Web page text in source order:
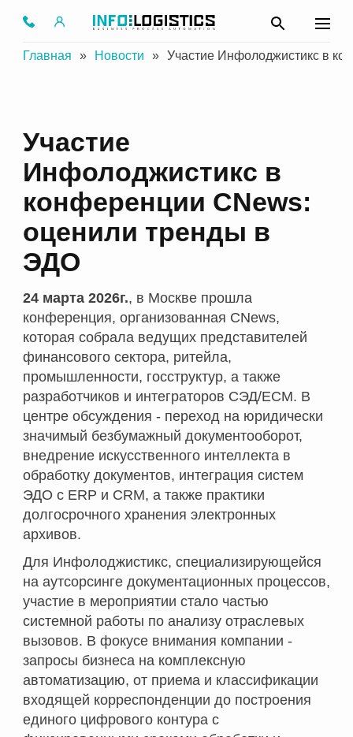
Главная » Новости » Участие Инфолоджистикс в
Участие
Инфолоджистикс в
конференции CNews:
оценили тренды в
ЭДО
24 марта 2026г., в Москве прошла
конференция, организованная CNews,
которая собрала ведущих представителей
финансового сектора, ритейла,
промышленности, госструктур, а также
разработчиков и интеграторов СЭД/ECM. В
центре обсуждения - переход на юридически
значимый безбумажный документооборот,
внедрение искусственного интеллекта в
обработку документов, интеграция систем
ЭДО с ERP и CRM, а также практики
долгосрочного хранения электронных
архивов.
Для Инфолоджистикс, специализирующейся
на аутсорсинге документационных процессов,
участие в мероприятии стало частью
системной работы по анализу отраслевых
вызовов. В фокусе внимания компании -
запросы бизнеса на комплексную
автоматизацию, от приема и классификации
входящей корреспонденции до построения
единого цифрового контура с